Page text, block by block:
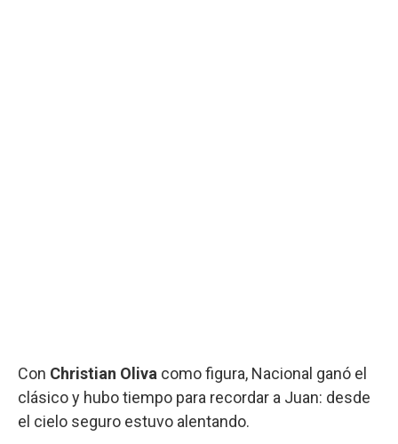
Con Christian Oliva como figura, Nacional ganó el
clásico y hubo tiempo para recordar a Juan: desde
el cielo seguro estuvo alentando.